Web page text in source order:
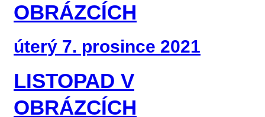
OBRÁZCÍCH
úterý 7. prosince 2021
LISTOPAD V
OBRÁZCÍCH